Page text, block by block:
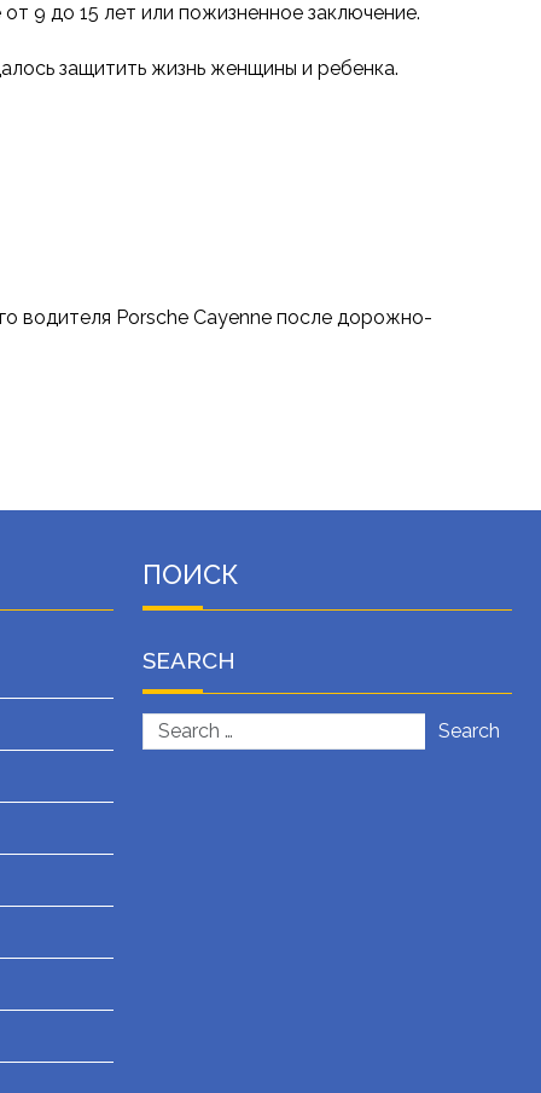
9 до 15 лет или пожизненное заключение.
защитить жизнь женщины и ребенка.
водителя Porsche Cayenne после дорожно-
ПОИСК
SEARCH
Search